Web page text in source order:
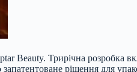
Beauty. Трирічна розробка
запатентоване рішення для